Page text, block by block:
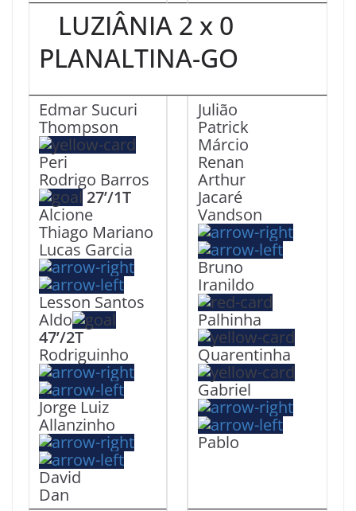
LUZIÂNIA 2 x 0
PLANALTINA-GO
Edmar Sucuri
Thompson
Peri
Rodrigo Barros
27’/1T
Alcione
Thiago Mariano
Lucas Garcia
Lesson Santos
Aldo
47’/2T
Rodriguinho
Jorge Luiz
Allanzinho
David
Dan
Julião
Patrick
Márcio
Renan
Arthur
Jacaré
Vandson
Bruno
Iranildo
Palhinha
Quarentinha
Gabriel
Pablo